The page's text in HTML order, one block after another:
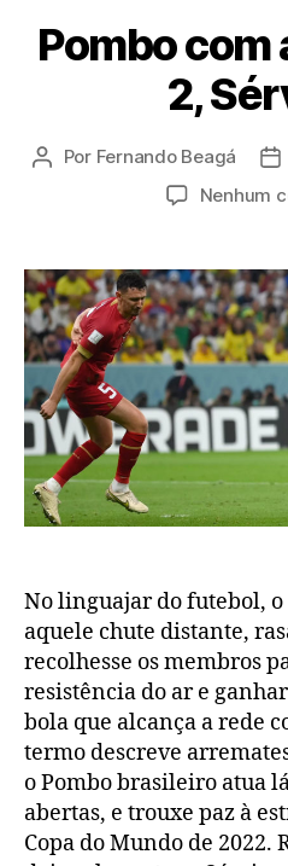
Pombo com
2,
Autor
Por Fernando Beagá
Nenhum
No linguajar do futebol, o
aquele chute distante,
recolhesse os membros
resistência do ar e
bola que alcança a rede
termo descreve
o Pombo brasileiro atua
abertas, e trouxe paz à
Copa do Mundo de 2022.